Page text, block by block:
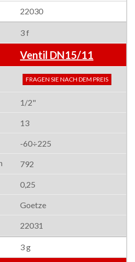
22030
3 f
Ventil DN15/11
FRAGEN SIE NACH DEM PREIS
1/2"
13
-60÷225
792
0,25
Goetze
22031
3 g